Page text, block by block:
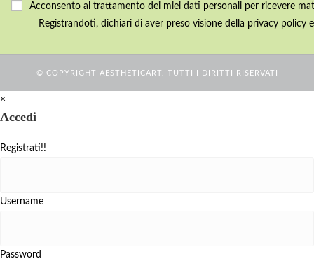
Acconsento al trattamento dei miei dati personali per ricevere
Registrandoti, dichiari di aver preso visione della privacy policy
© COPYRIGHT AESTHETICART. TUTTI I DIRITTI RISERVATI
×
Accedi
Registrati!!
Username
Password